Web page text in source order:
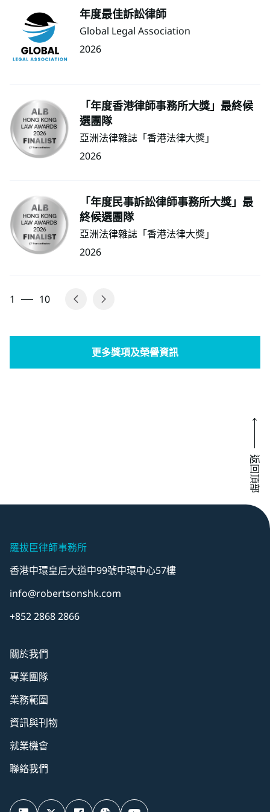
年度最佳訴訟律師
Global Legal Association
2026
「年度香港律師事務所大獎」最終候
選團隊
亞洲法律雜誌「香港法律大獎」
2026
「年度民事訴訟律師事務所大獎」最
終候選團隊
亞洲法律雜誌「香港法律大獎」
2026
1 10
更多獎項及榮譽資訊
返回頂部
關於我們
專業團隊
業務範圍
資訊與刊物
就業機會
聯絡我們
羅拔臣律師事務所
香港中環皇后大道中99號中環中心57樓
info@robertsonshk.com
+852 2868 2866